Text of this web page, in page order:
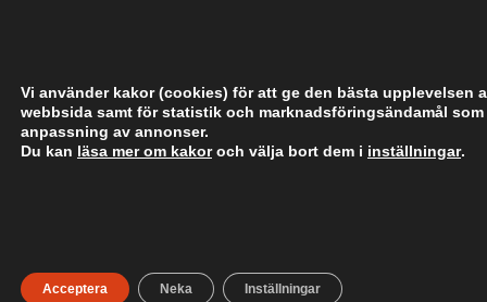
Vi använder kakor (cookies) för att ge den bästa upplevelsen
webbsida samt för statistik och marknadsföringsändamål som
anpassning av annonser.
Du kan läsa mer om kakoroch välja bort dem i inställningar.
Acceptera Neka Inställningar